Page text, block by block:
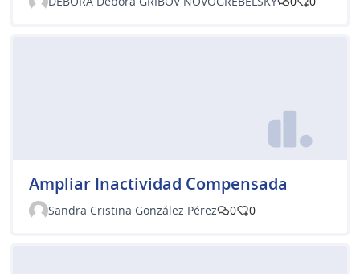
Ampliar Inactividad Compensada
Sandra Cristina González Pérez 0 0